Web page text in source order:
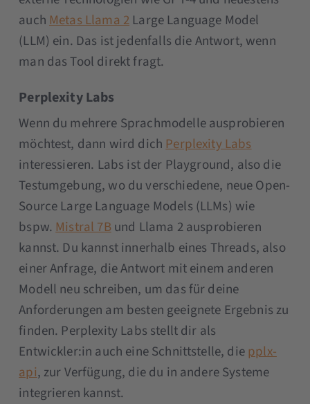
auchMetas Llama 2 Large Language Model
(LLM) ein. Das ist jedenfalls die Antwort, wenn
man das Tool direkt fragt.
Perplexity Labs
Wenn du mehrere Sprachmodelle ausprobieren
möchtest, dann wird dichPerplexity Labs
interessieren. Labs ist der Playground, also die
Testumgebung, wo du verschiedene, neue Open-
Source Large Language Models (LLMs) wie
bspw.Mistral 7Bund Llama 2 ausprobieren
kannst. Du kannst innerhalb eines Threads, also
einer Anfrage, die Antwort mit einem anderen
Modell neu schreiben, um das für deine
Anforderungen am besten geeignete Ergebnis zu
finden. Perplexity Labs stellt dir als
Entwickler:in auch eine Schnittstelle, diepplx-
api, zur Verfügung, die du in andere Systeme
integrieren kannst.